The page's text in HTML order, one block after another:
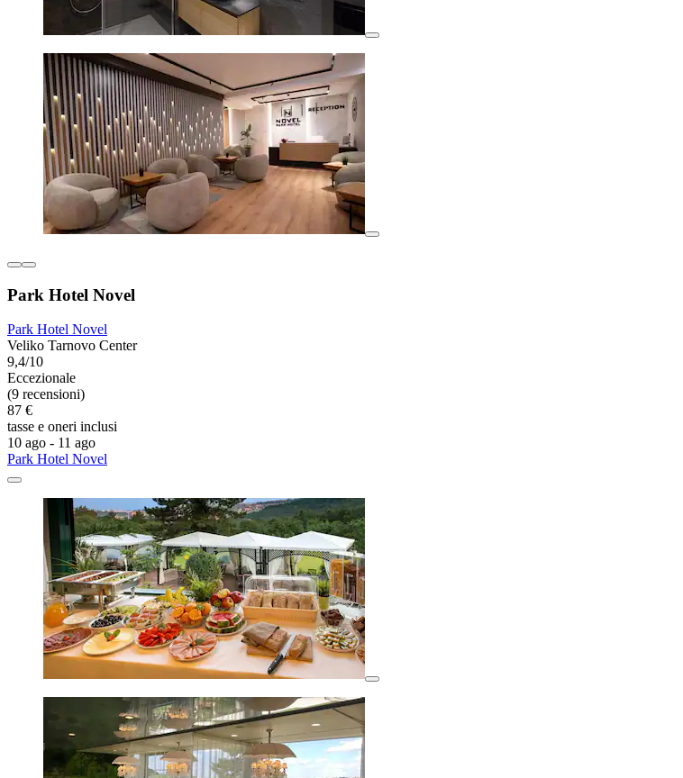
Park Hotel Novel
Park Hotel Novel
Veliko Tarnovo Center
9,4/10
Eccezionale
(9 recensioni)
87 €
tasse e oneri inclusi
10 ago - 11 ago
Park Hotel Novel